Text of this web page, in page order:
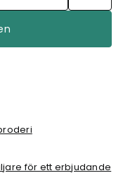
för ett erbjudande